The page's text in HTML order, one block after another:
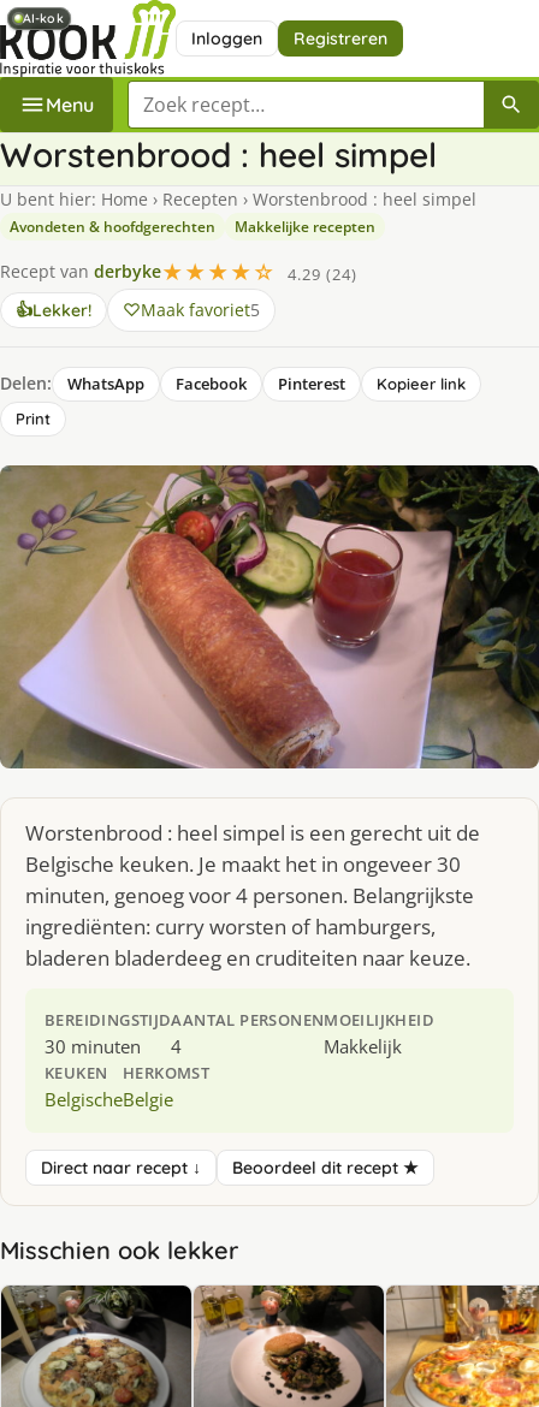
Inloggen Registreren
Menu Zoek een recept
Worstenbrood : heel simpel
U bent hier: Home › Recepten › Worstenbrood : heel simpel
Avondeten & hoofdgerechten Makkelijke recepten
Recept van derbyke★★★★☆
4.29 (24)
👍Lekker! Maak favoriet5
Delen: WhatsApp Facebook Pinterest
Kopieer link
Print
Worstenbrood : heel simpel is een gerecht uit de
Belgische keuken. Je maakt het in ongeveer 30
minuten, genoeg voor 4 personen. Belangrijkste
ingrediënten: curry worsten of hamburgers,
bladeren bladerdeeg en cruditeiten naar keuze.
BEREIDINGSTIJD
30 minuten
AANTAL PERSONEN
4
MOEILIJKHEID
Makkelijk
KEUKEN
Belgische
HERKOMST
Belgie
Direct naar recept ↓ Beoordeel dit recept ★
Misschien ook lekker
AI-kok
AI-kok